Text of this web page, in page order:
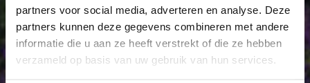
partners voor social media, adverteren en analyse. Deze
partners kunnen deze gegevens combineren met andere
informatie die u aan ze heeft verstrekt of die ze hebben
verzameld op basis van uw gebruik van hun services.